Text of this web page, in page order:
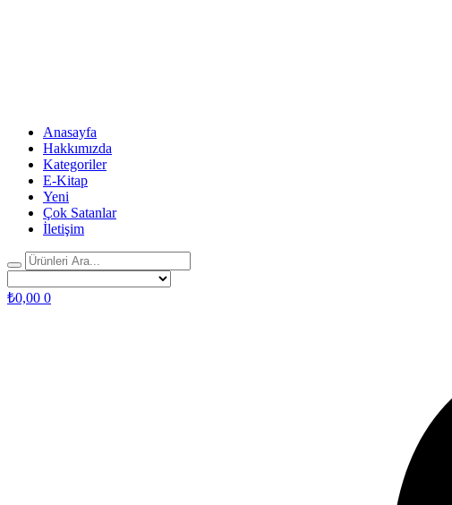
Anasayfa
Hakkımızda
Kategoriler
E-Kitap
Yeni
Çok Satanlar
İletişim
₺0,00 0